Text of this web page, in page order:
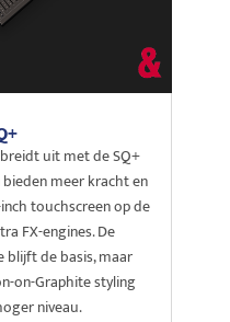
uit met de SQ+
meer kracht en
touchscreen op de
FX-engines. De
blijft de basis, maar
on-Graphite styling
niveau.